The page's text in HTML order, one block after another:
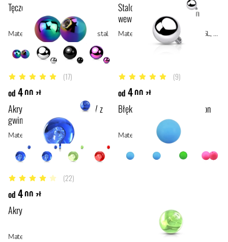
Tęczowa kulka ze stali
Materiał: stal z powłoką PVD, stal
Stalowa kulka z gwintem
wewnętrznym
Materiał: stal chirurgiczna 316L, stal
4.6 z 5 gwiazdek (17)
od 4,00 zł
Akrylowa niebieska kulka UV z
gwintem
Materiał: akryl
5 z 5 gwiazdek (9)
od 4,00 zł
Błękitna, akrylowa kulka Neon
Materiał: akryl
4 z 5 gwiazdek (22)
od 4,00 zł
Akrylowa cytrynowa kulka UV z gwintem
Materiał: akryl